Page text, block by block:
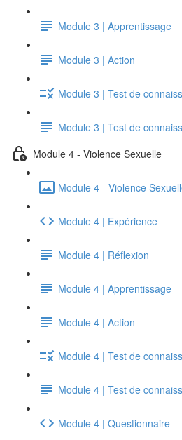
Module 3 | Apprentissage
Module 3 | Action
Module 3 | Test de
Module 3 | Test de
Module 4 - Violence Sexuelle
Module 4 - Violence
Module 4 | Expérience
Module 4 | Réflexion
Module 4 | Apprentissage
Module 4 | Action
Module 4 | Test de
Module 4 | Test de
Module 4 | Questionnaire